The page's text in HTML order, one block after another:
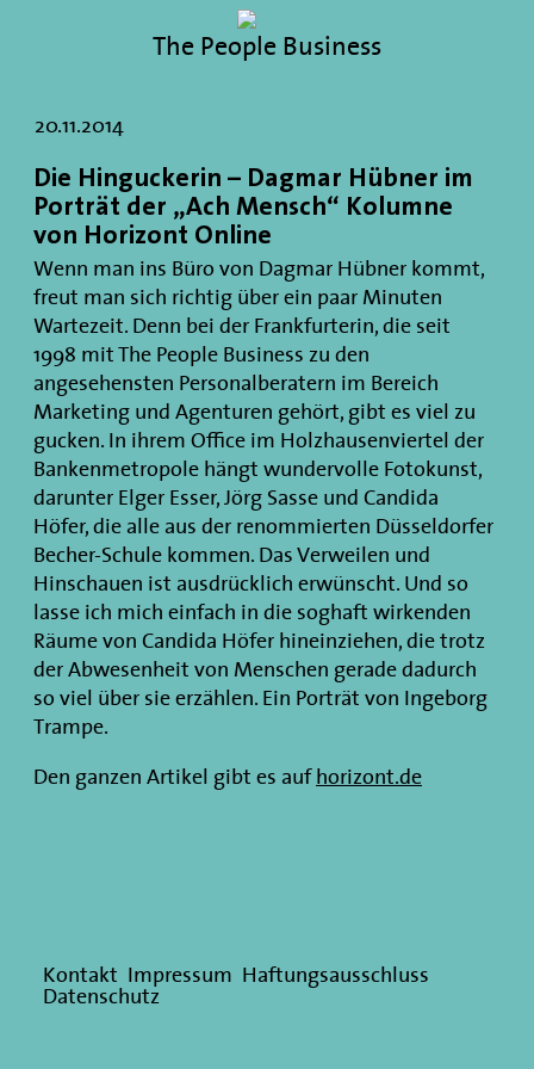
The People Business
20.11.2014
Die Hinguckerin – Dagmar Hübner im
Porträt der „Ach Mensch“ Kolumne
von Horizont Online
Wenn man ins Büro von Dagmar Hübner kommt,
freut man sich richtig über ein paar Minuten
Wartezeit. Denn bei der Frankfurterin, die seit
1998 mit The People Business zu den
angesehensten Personalberatern im Bereich
Marketing und Agenturen gehört, gibt es viel zu
gucken. In ihrem Office im Holzhausenviertel der
Bankenmetropole hängt wundervolle Fotokunst,
darunter Elger Esser, Jörg Sasse und Candida
Höfer, die alle aus der renommierten Düsseldorfer
Becher-Schule kommen. Das Verweilen und
Hinschauen ist ausdrücklich erwünscht. Und so
lasse ich mich einfach in die soghaft wirkenden
Räume von Candida Höfer hineinziehen, die trotz
der Abwesenheit von Menschen gerade dadurch
so viel über sie erzählen. Ein Porträt von Ingeborg
Trampe.
Den ganzen Artikel gibt es aufhorizont.de
Kontakt Impressum Haftungsausschluss
Datenschutz